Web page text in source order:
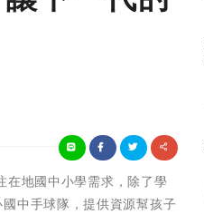
在地國中小學需求，除了學
中手球隊，提供資源幫孩子